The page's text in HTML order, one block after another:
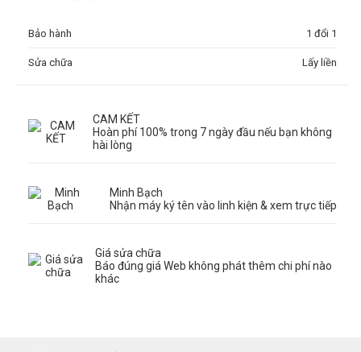
Bảo hành 1 đổi 1
Sửa chữa Lấy liền
CAM KẾT
Hoàn phí 100% trong 7 ngày đầu nếu bạn không
hài lòng
Minh Bạch
Nhận máy ký tên vào linh kiện & xem trực tiếp
Giá sửa chữa
Báo đúng giá Web không phát thêm chi phí nào
khác